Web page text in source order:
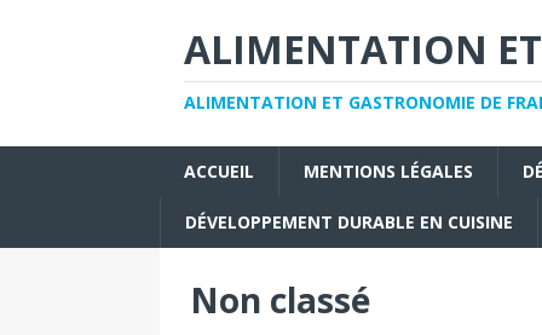
ALIMENTATION ET
ALIMENTATION ET GASTRONOMIE DE
ACCUEIL MENTIONS LÉGALES
DÉVELOPPEMENT DURABLE EN CUISINE
Non classé